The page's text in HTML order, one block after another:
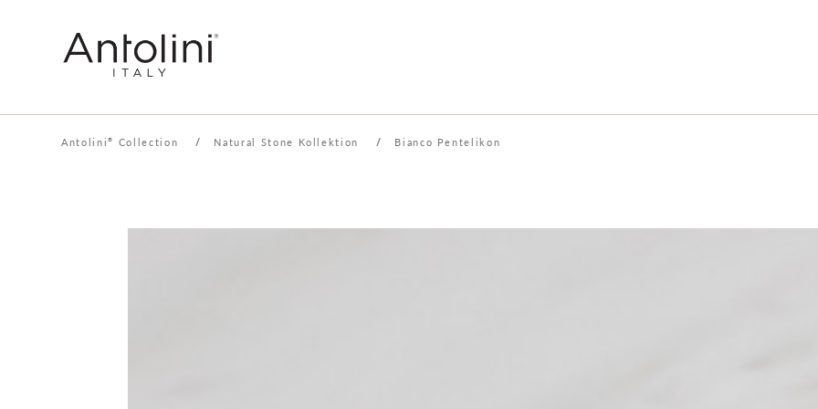
Antolini® Collection / Natural Stone Kollektion / Bianco Pentelikon